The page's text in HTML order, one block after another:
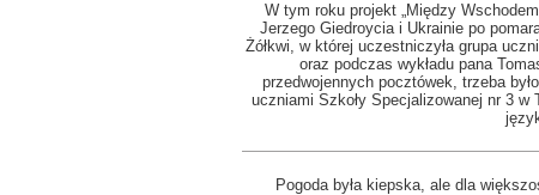
W tym roku projekt „Między
Jerzego Giedroycia i Ukrainie po
Żółkwi, w której uczestniczyła grupa
oraz podczas wykładu pana
przedwojennych pocztówek, trzeba
uczniami Szkoły Specjalizowanej nr 3 w
Pogoda była kiepska, ale dla